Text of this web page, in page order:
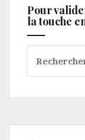
Pour
la touche